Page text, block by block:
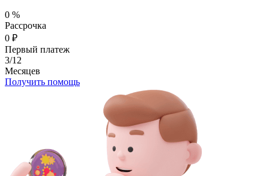
0 %
Рассрочка
0 ₽
Первый платеж
3/12
Месяцев
Получить помощь